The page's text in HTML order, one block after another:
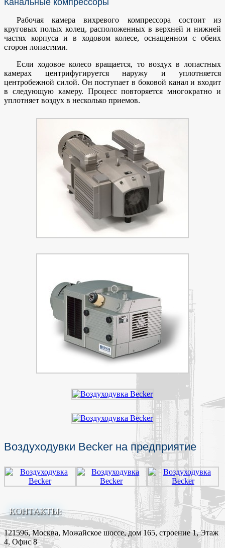
Канальные компрессоры
Рабочая камера вихревого компрессора состоит из
круговых полых колец, расположенных в верхней и нижней
частях корпуса и в ходовом колесе, оснащенном с обеих
сторон лопастями.
Если ходовое колесо вращается, то воздух в лопастных
камерах центрифугируется наружу и уплотняется
центробежной силой. Он поступает в боковой канал и входит
в следующую камеру. Процесс повторяется многократно и
уплотняет воздух в несколько приемов.
Воздуходувки Becker на предприятие
КОНТАКТЫ:
121596, Москва, Можайское шоссе, дом 165, строение 1, Этаж
4, Офис 8